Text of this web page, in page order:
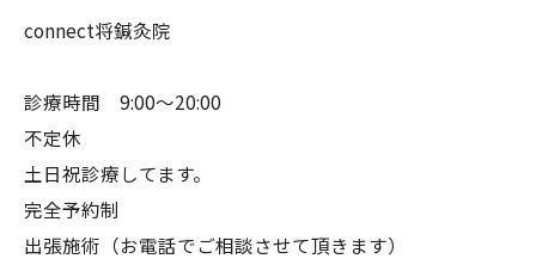
connect将鍼灸院
診療時間 9:00〜20:00
不定休
土日祝診療してます。
完全予約制
出張施術（お電話でご相談させて頂きます）